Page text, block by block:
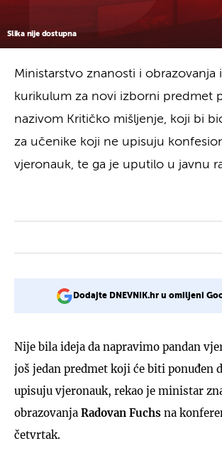
Slika nije dostupna
Ministarstvo znanosti i obrazovanja
kurikulum za novi izborni predmet
nazivom Kritičko mišljenje, koji bi
za učenike koji ne upisuju
vjeronauk, te ga je uputilo u javnu
Dodajte DNEVNIK.hr u omiljeni
Nije bila ideja da napravimo pandan
još jedan predmet koji će biti ponuđen
upisuju vjeronauk, rekao je ministar
obrazovanja Radovan Fuchs na
četvrtak.